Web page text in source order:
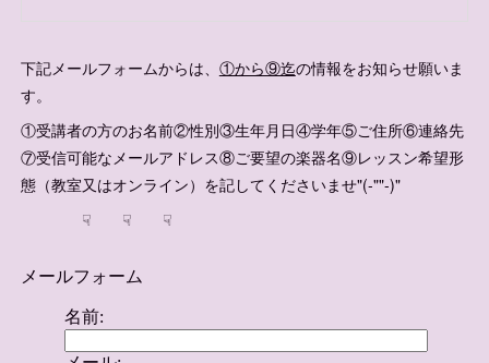
下記メールフォームからは、 ①から⑨迄の情報をお知らせ願いま
す。
①受講者の方のお名前②性別③生年月日④学年⑤ご住所⑥連絡先
⑦受信可能なメールアドレス⑧ご要望の楽器名⑨レッスン希望形
態（教室又はオンライン）を記してくださいませ"(-""-)"
☟ ☟ ☟